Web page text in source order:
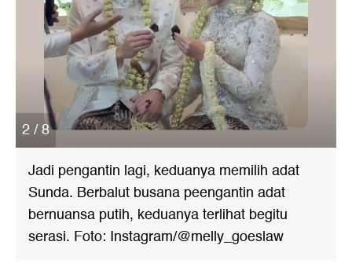
2 / 8
Jadi pengantin lagi, keduanya memilih adat
Sunda. Berbalut busana peengantin adat
bernuansa putih, keduanya terlihat begitu
serasi. Foto: Instagram/@melly_goeslaw